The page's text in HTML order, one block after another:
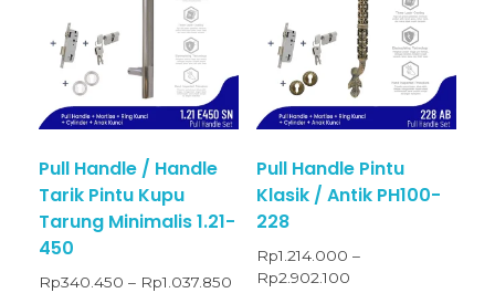
Pull Handle / Handle
Tarik Pintu Kupu
Tarung Minimalis 1.21-
450
Rp340.450 – Rp1.037.850
Pull Handle Pintu
Klasik / Antik PH100-
228
Rp1.214.000 –
Rp2.902.100